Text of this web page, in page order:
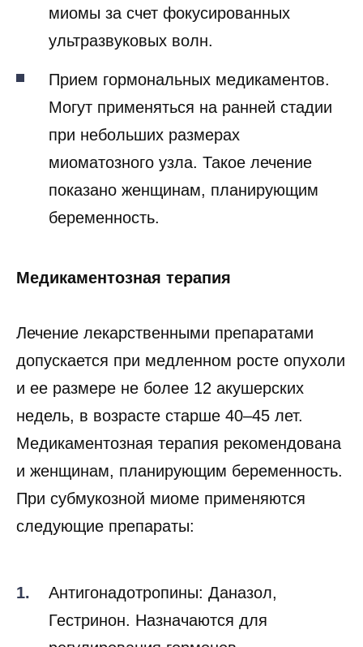
миомы за счет фокусированных
ультразвуковых волн.
Прием гормональных медикаментов.
Могут применяться на ранней стадии
при небольших размерах
миоматозного узла. Такое лечение
показано женщинам, планирующим
беременность.
Медикаментозная терапия
Лечение лекарственными препаратами
допускается при медленном росте опухоли
и ее размере не более 12 акушерских
недель, в возрасте старше 40–45 лет.
Медикаментозная терапия рекомендована
и женщинам, планирующим беременность.
При субмукозной миоме применяются
следующие препараты:
Антигонадотропины: Даназол,
Гестринон. Назначаются для